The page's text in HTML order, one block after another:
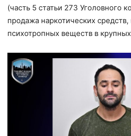
(часть 5 статьи 273 Уголовного
продажа наркотических средств,
психотропных веществ в